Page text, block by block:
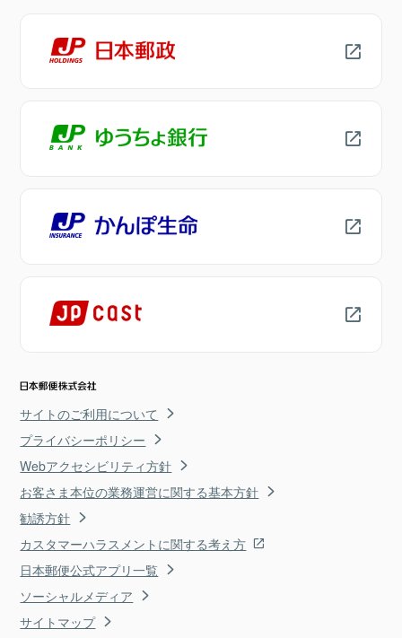
サイトのご利用について
プライバシーポリシー
Webアクセシビリティ方針
お客さま本位の業務運営に関する基本方針
勧誘方針
カスタマーハラスメントに関する考え方
日本郵便公式アプリ一覧
ソーシャルメディア
サイトマップ